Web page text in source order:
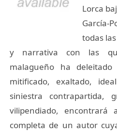
Lorca
García-
todas
y narrativa con las
malagueño ha
mitificado, exaltado,
siniestra contrapartida,
vilipendiado,
completa de un autor